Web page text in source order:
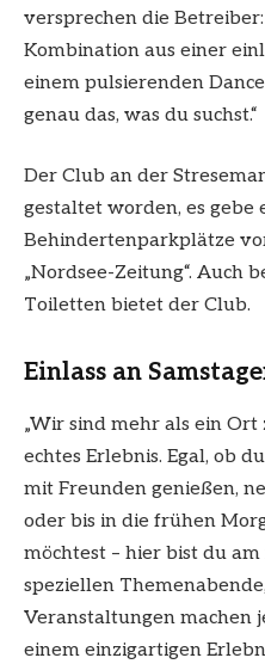
versprechen die
Kombination aus einer
einem pulsierenden
genau das, was du suchst.“
Der Club an der
gestaltet worden, es gebe
Behindertenparkplätze
„Nordsee-Zeitung“. Auch
Toiletten bietet der Club.
Einlass an
„Wir sind mehr als ein
echtes Erlebnis. Egal, ob
mit Freunden genießen,
oder bis in die frühen
möchtest – hier bist du
speziellen
Veranstaltungen machen
einem einzigartigen